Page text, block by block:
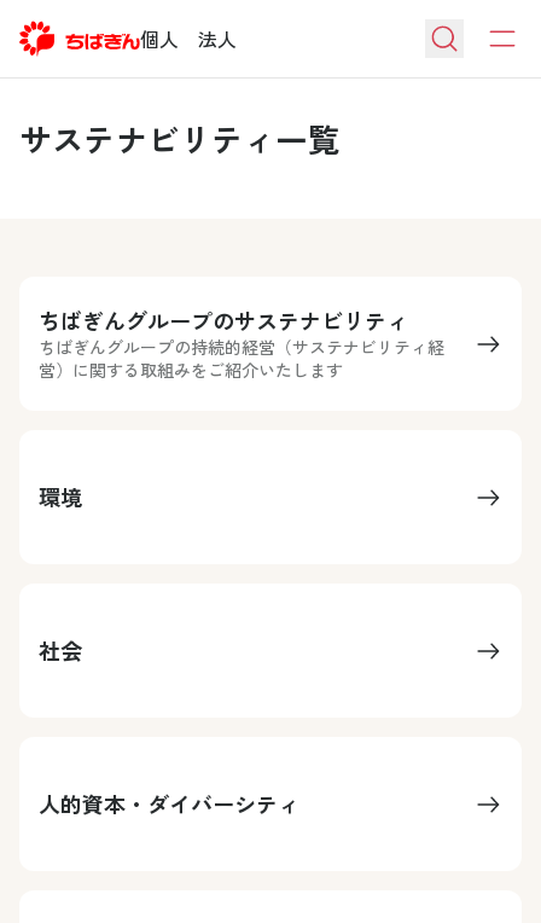
個人 法人
サステナビリティ一覧
ちばぎんグループのサステナビリティ
ちばぎんグループの持続的経営（サステナビリティ経
営）に関する取組みをご紹介いたします
環境
社会
人的資本・ダイバーシティ